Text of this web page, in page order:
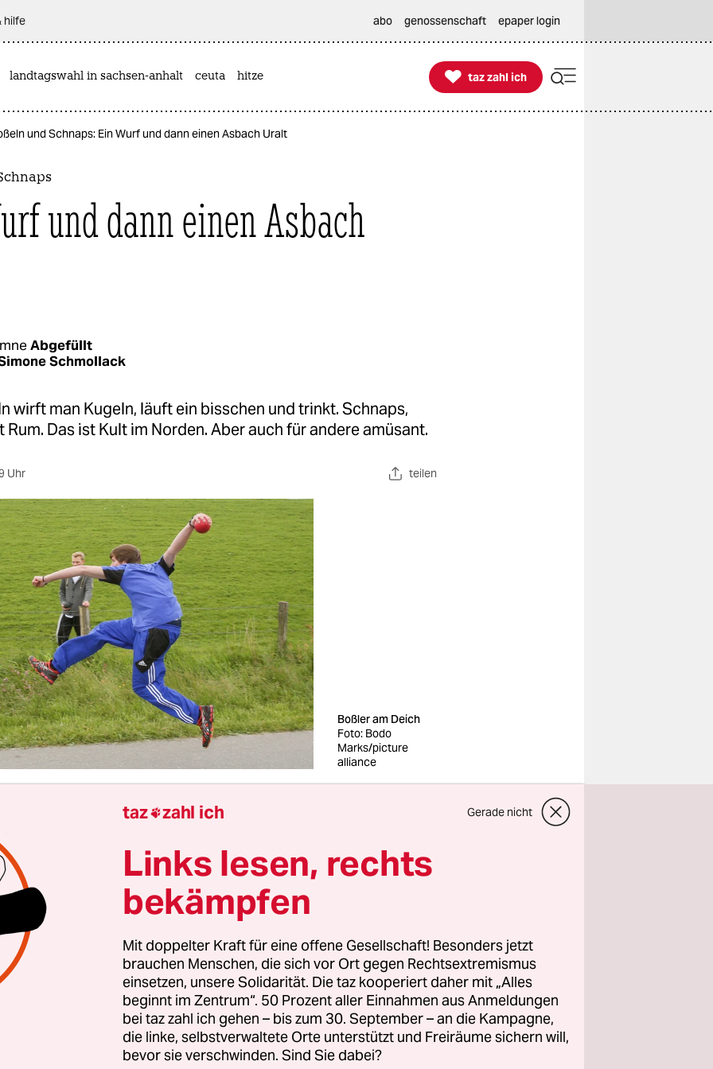
hilfe abo genossenschaft epaper login
landtagswahl in sachsen-anhalt ceuta hitze 
taz zahl ich
taz zahl ich
und Schnaps: Ein Wurf und dann einen Asbach Uralt
und dann einen Asbach
Abgefüllt
Schmollack
wirft man Kugeln, läuft ein bisschen und trinkt. Schnaps,
Rum. Das ist Kult im Norden. Aber auch für andere amüsant.
Uhr teilen
Boßler am Deich
Foto: Bodo
Marks/picture
alliance
Sie Boßeln? Macht nichts, ich habe auch erst vor kurzem
Mal mitgemacht. Bis dahin hatte ich noch nicht
das Wort gehört. Aber jetzt weiß ich: Boßeln ist ein
In kurz erzählt geht das so: Man läuft über ein
Feld, wirft mit Kugeln und trinkt. In lang erzählt sind
zwei Kugeln, in etwa so groß und so schwer wie eine
für Kinder, eine Stange, um die Kugeln aus den
am Wegesrand zu fischen, undjede Menge
Nord-Redaktion kürzlich über eine vermatschte Wiese am
taz zahl ich Gerade nicht
Links lesen, rechts
bekämpfen
Mit doppelter Kraft für eine offene Gesellschaft! Besonders jetzt
brauchen Menschen, die sich vor Ort gegen Rechtsextremismus
einsetzen, unsere Solidarität. Die taz kooperiert daher mit „Alles
beginnt im Zentrum“. 50 Prozent aller Einnahmen aus Anmeldungen
bei taz zahl ich gehen – bis zum 30. September – an die Kampagne,
die linke, selbstverwaltete Orte unterstützt und Freiräume sichern will,
bevor sie verschwinden. Sind Sie dabei?